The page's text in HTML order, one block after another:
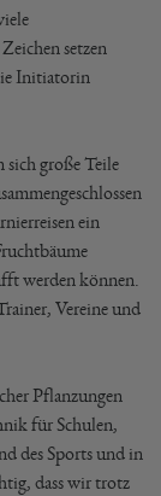
setzen
Initiatorin
sich große Teile
ein
werden können.
Vereine und
Pflanzungen
für Schulen,
des Sports und in
dass wir trotz